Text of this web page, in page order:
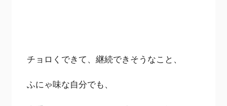
チョロくできて、継続できそうなこと、
ふにゃ味な自分でも、